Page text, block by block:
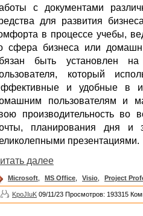
с документами
для развития
в процессе учебы,
сфера бизнеса или
быть установлен
который
и удобные в
пользователям и
производительность во
планирования дня и
презентациями.
далее
Microsoft MS Office Visio Project
KpoJIuK 09/11/23 Просмотров: 193315